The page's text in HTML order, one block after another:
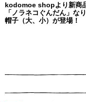
kodomoe shopより新商
「ノラネコぐんだん」な
帽子（大、小）が登場！